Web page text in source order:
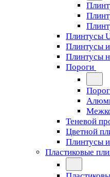
Плинтусы
Плинтусы
Плинтусы
Пороги
Теневой
Цветной
Плинтусы
Пластиковые